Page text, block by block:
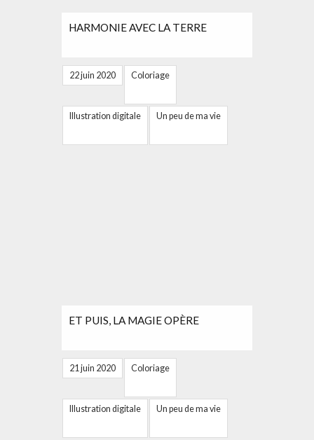
HARMONIE AVEC LA TERRE
22 juin 2020 Coloriage
Illustration digitale Un peu de ma vie
ET PUIS, LA MAGIE OPÈRE
21 juin 2020 Coloriage
Illustration digitale Un peu de ma vie